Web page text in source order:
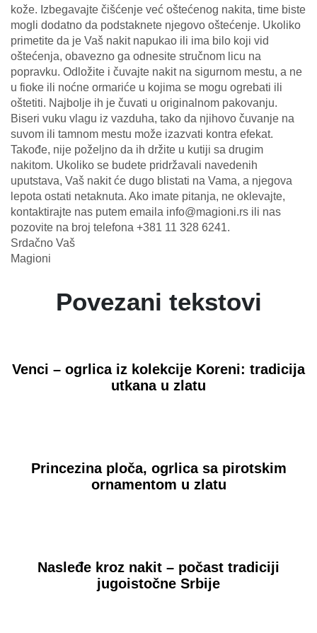
kože. Izbegavajte čišćenje već oštećenog nakita, time biste
mogli dodatno da podstaknete njegovo oštećenje. Ukoliko
primetite da je Vaš nakit napukao ili ima bilo koji vid
oštećenja, obavezno ga odnesite stručnom licu na
popravku. Odložite i čuvajte nakit na sigurnom mestu, a ne
u fioke ili noćne ormariće u kojima se mogu ogrebati ili
oštetiti. Najbolje ih je čuvati u originalnom pakovanju.
Biseri vuku vlagu iz vazduha, tako da njihovo čuvanje na
suvom ili tamnom mestu može izazvati kontra efekat.
Takođe, nije poželjno da ih držite u kutiji sa drugim
nakitom. Ukoliko se budete pridržavali navedenih
uputstava, Vaš nakit će dugo blistati na Vama, a njegova
lepota ostati netaknuta. Ako imate pitanja, ne oklevajte,
kontaktirajte nas putem emaila info@magioni.rs ili nas
pozovite na broj telefona +381 11 328 6241.
Srdačno Vaš
Magioni
Povezani tekstovi
Venci – ogrlica iz kolekcije Koreni: tradicija
utkana u zlatu
Princezina ploča, ogrlica sa pirotskim
ornamentom u zlatu
Nasleđe kroz nakit – počast tradiciji
jugoistočne Srbije